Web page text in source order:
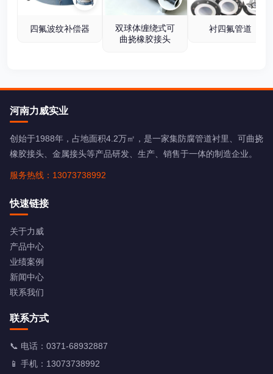
四氟波纹补偿器
双球体缠绕式可
曲挠橡胶接头
衬四氟管道
河南力威实业
创始于1988年，占地面积4.2万㎡，是一家集防腐管道衬里、可曲挠
橡胶接头、金属接头等产品研发、生产、销售于一体的制造企业。
服务热线：13073738992
快速链接
关于力威
产品中心
业绩案例
新闻中心
联系我们
联系方式
📞 电话： 0371-68932887
📱 手机： 13073738992